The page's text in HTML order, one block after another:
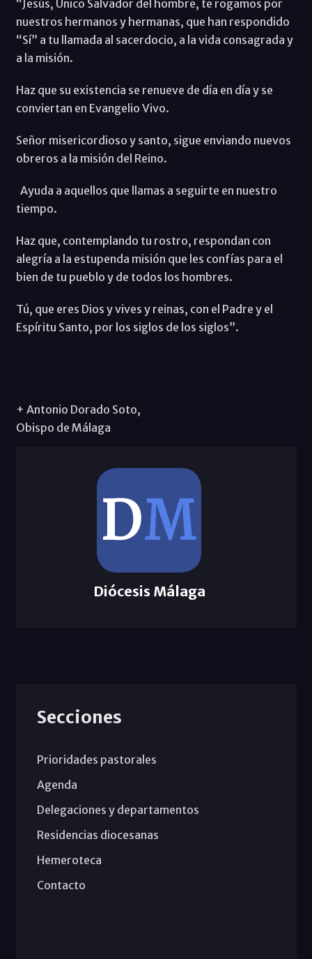
“Jesús, Único Salvador del hombre, te rogamos por
nuestros hermanos y hermanas, que han respondido
“Sí” a tu llamada al sacerdocio, a la vida consagrada y
a la misión.
Haz que su existencia se renueve de día en día y se
conviertan en Evangelio Vivo.
Señor misericordioso y santo, sigue enviando nuevos
obreros a la misión del Reino.
Ayuda a aquellos que llamas a seguirte en nuestro
tiempo.
Haz que, contemplando tu rostro, respondan con
alegría a la estupenda misión que les confías para el
bien de tu pueblo y de todos los hombres.
Tú, que eres Dios y vives y reinas, con el Padre y el
Espíritu Santo, por los siglos de los siglos”.
+ Antonio Dorado Soto,
Obispo de Málaga
Diócesis Málaga
Secciones
Prioridades pastorales
Agenda
Delegaciones y departamentos
Residencias diocesanas
Hemeroteca
Contacto